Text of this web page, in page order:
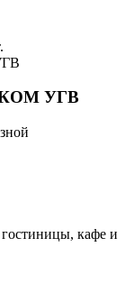
УГВ
гостиницы, кафе и